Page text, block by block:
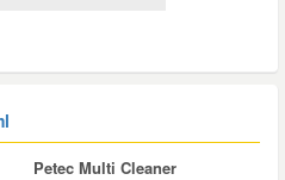
Petec Multi Cleaner